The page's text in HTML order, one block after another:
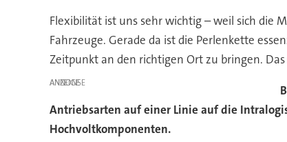
Flexibilität ist uns sehr wichtig – weil sich die
Fahrzeuge. Gerade da ist die Perlenkette
Zeitpunkt an den richtigen Ort zu bringen.
ANZEIGE
Antriebsarten auf einer Linie auf die
Hochvoltkomponenten.